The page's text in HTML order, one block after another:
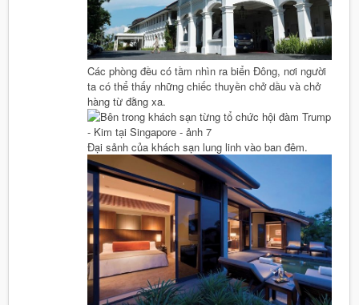
Các phòng đều có tầm nhìn ra biển Đông, nơi người
ta có thể thấy những chiếc thuyền chở dầu và chở
hàng từ đằng xa.
Đại sảnh của khách sạn lung linh vào ban đêm.